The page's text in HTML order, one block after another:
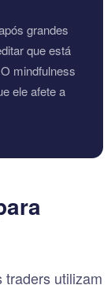
grandes
que está
mindfulness
ele afete a
traders utilizam